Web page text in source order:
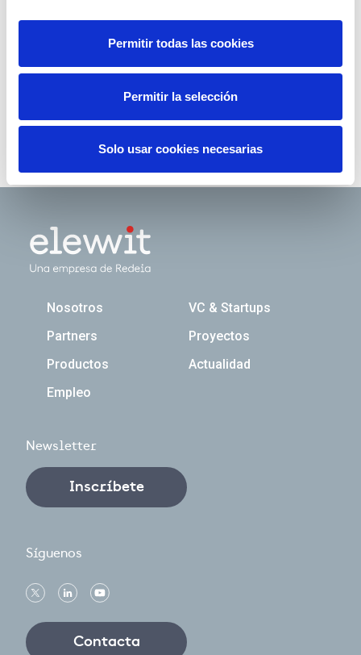
Permitir todas las cookies
Permitir la selección
Solo usar cookies necesarias
Proyecto de monitorización de datos en
entornos industriales
Navegación principal
Nosotros
VC & Startups
Partners
Proyectos
Productos
Actualidad
Empleo
Newsletter
Inscríbete
Síguenos
Contacta